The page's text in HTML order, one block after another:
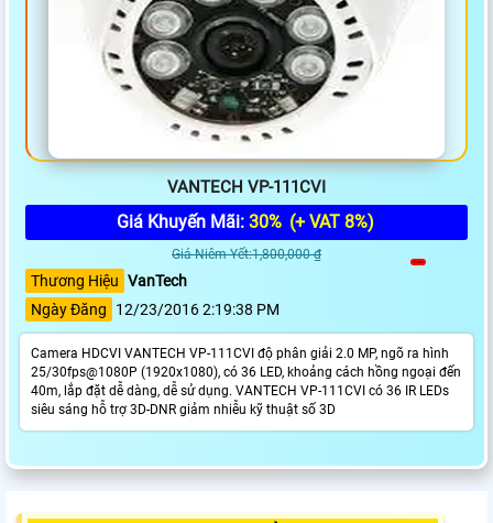
VANTECH VP-111CVI
Giá Khuyến Mãi: 30% (+ VAT 8%)
Giá Niêm Yết:1,800,000 ₫
Thương Hiệu VanTech
Ngày Đăng
12/23/2016 2:19:38 PM
Camera HDCVI VANTECH VP-111CVI độ phân giải 2.0 MP, ngõ ra hình
25/30fps@1080P (1920x1080), có 36 LED, khoảng cách hồng ngoại đến
40m, lắp đặt dễ dàng, dễ sử dụng. VANTECH VP-111CVI có 36 IR LEDs
siêu sáng hỗ trợ 3D-DNR giảm nhiễu kỹ thuật số 3D